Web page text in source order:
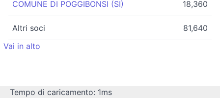
COMUNE DI POGGIBONSI (SI) 18,360
Altri soci
81,640
Vai in alto
Tempo di caricamento: 1ms